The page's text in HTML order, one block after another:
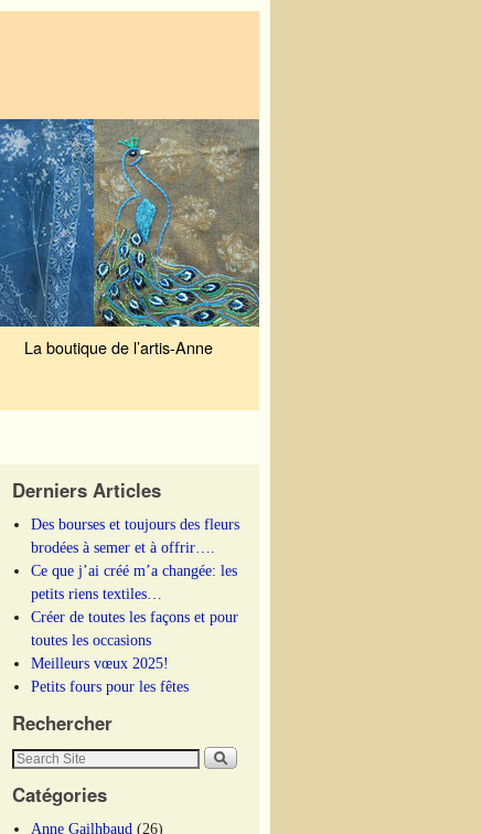
La boutique de l’artis-Anne
Derniers Articles
Des bourses et toujours des fleurs
brodées à semer et à offrir….
Ce que j’ai créé m’a changée: les
petits riens textiles…
Créer de toutes les façons et pour
toutes les occasions
Meilleurs vœux 2025!
Petits fours pour les fêtes
Rechercher
Catégories
Anne Gailhbaud (26)